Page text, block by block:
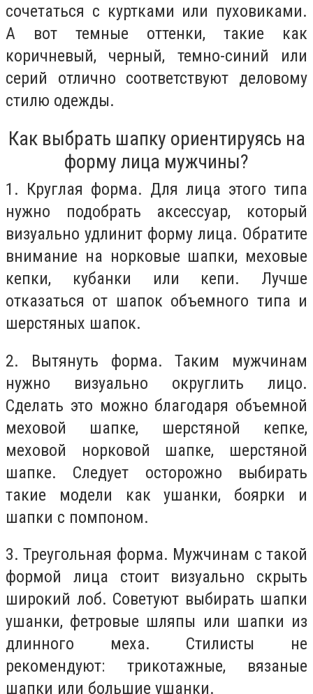
сочетаться с куртками или пуховиками.
А вот темные оттенки, такие как
коричневый, черный, темно-синий или
серий отлично соответствуют деловому
стилю одежды.
Как выбрать шапку ориентируясь на
форму лица мужчины?
1. Круглая форма. Для лица этого типа
нужно подобрать аксессуар, который
визуально удлинит форму лица. Обратите
внимание на норковые шапки, меховые
кепки, кубанки или кепи. Лучше
отказаться от шапок объемного типа и
шерстяных шапок.
2. Вытянуть форма. Таким мужчинам
нужно визуально округлить лицо.
Сделать это можно благодаря объемной
меховой шапке, шерстяной кепке,
меховой норковой шапке, шерстяной
шапке. Следует осторожно выбирать
такие модели как ушанки, боярки и
шапки с помпоном.
3. Треугольная форма. Мужчинам с такой
формой лица стоит визуально скрыть
широкий лоб. Советуют выбирать шапки
ушанки, фетровые шляпы или шапки из
длинного меха. Стилисты не
рекомендуют: трикотажные, вязаные
шапки или большие ушанки.